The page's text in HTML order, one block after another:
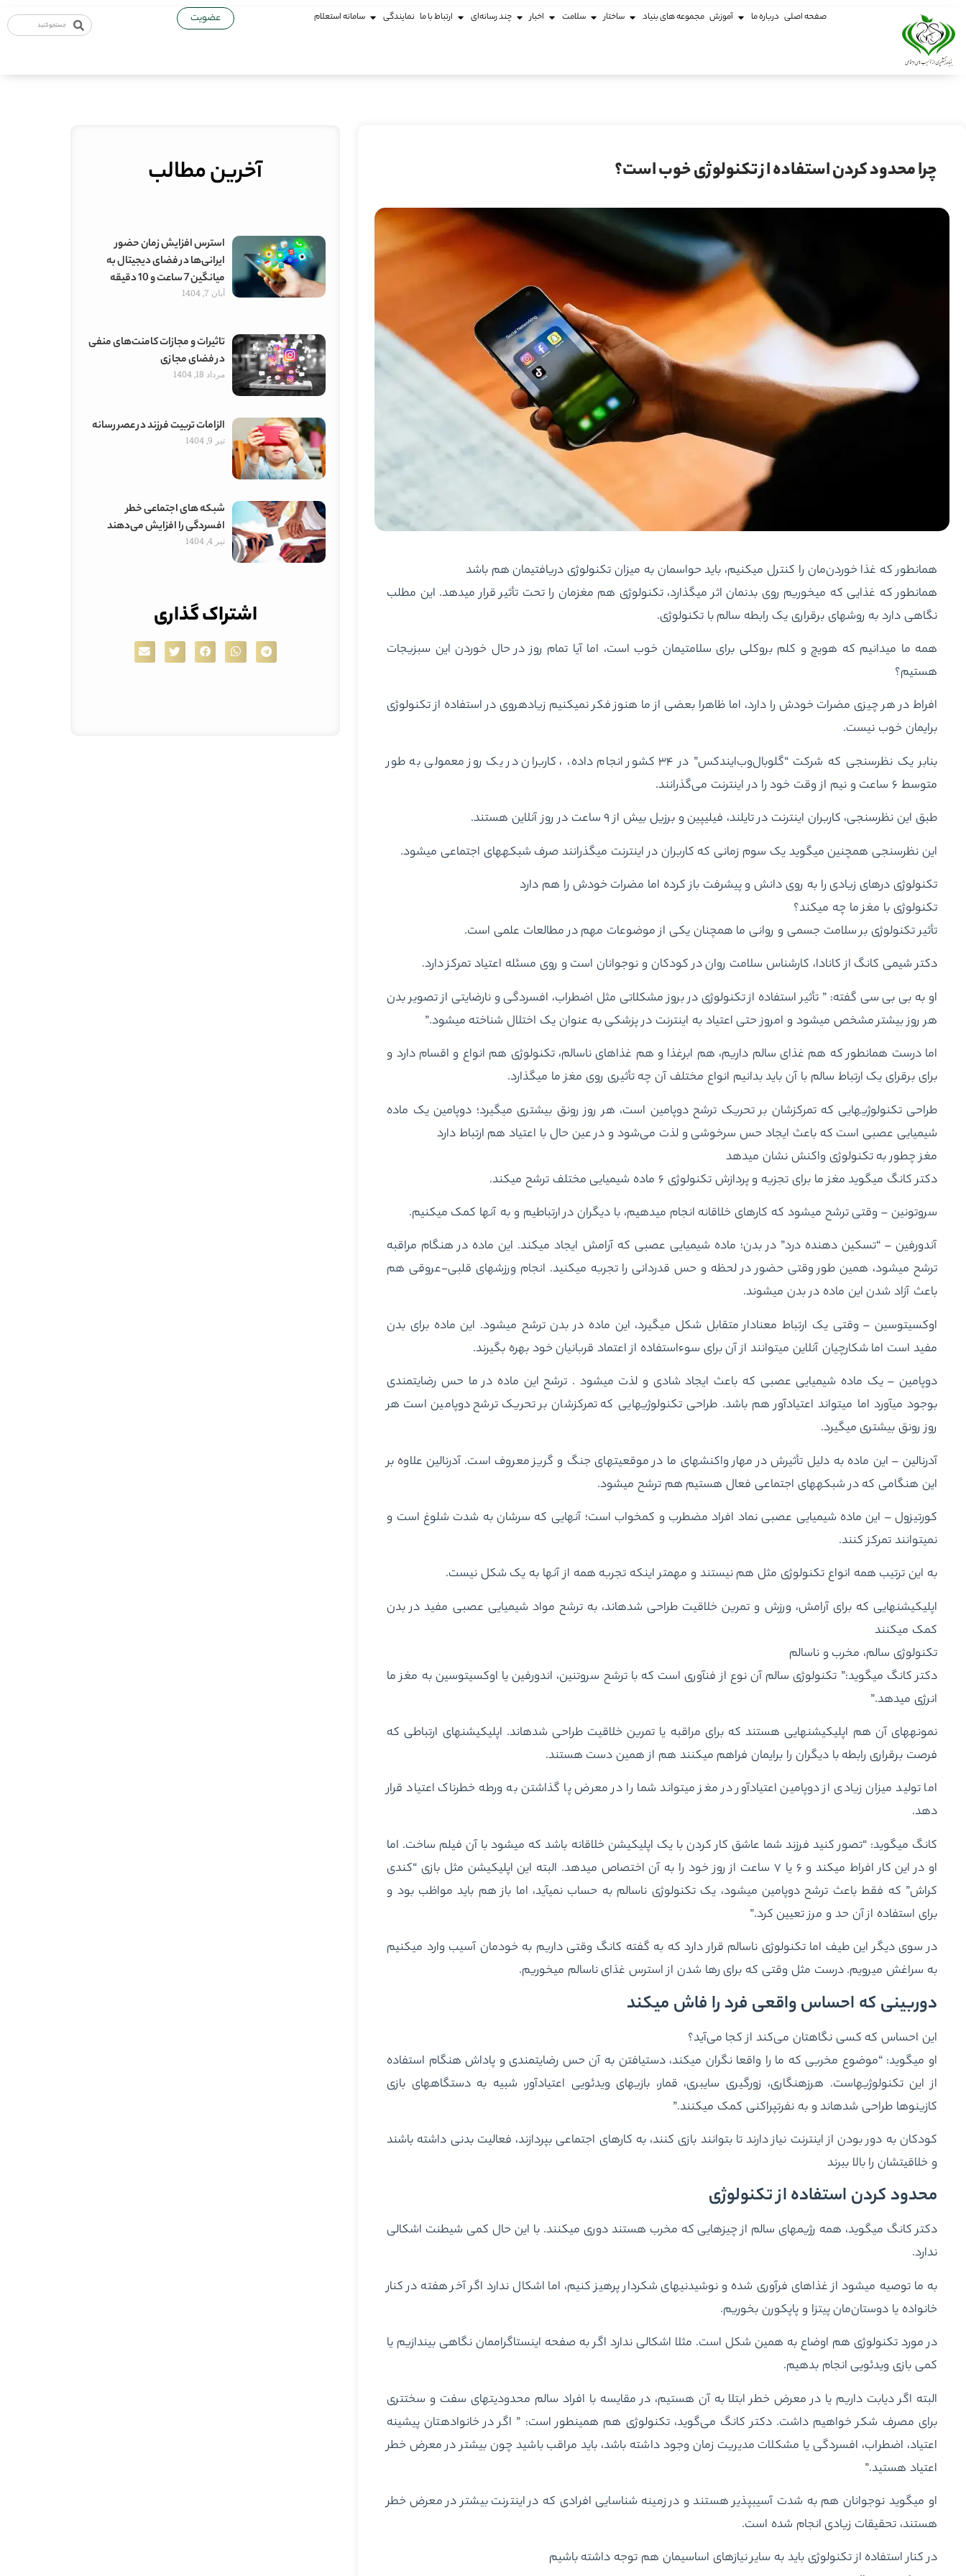
صفحه اصلی درباره ما آموزش مجموعه های بنیاد ساختار سلامت اخبار چند رسانه‌ای ارتباط با ما نمایندگی سامانه استعلام عضویت
چرا محدود کردن استفاده از تکنولوژی خوب است؟
همانطور که غذا خوردن‌مان را کنترل می‎کنیم، باید حواس‎مان به میزان تکنولوژی دریافتی‏مان هم باشد
همانطور که غذایی که می‏خوریم روی بدنمان اثر می‎گذارد، تکنولوژی هم مغزمان را تحت تأثیر قرار می‎دهد. این مطلب
نگاهی دارد به روش‎های برقراری یک رابطه سالم با تکنولوژی.
همه ما می‎دانیم که هویچ و کلم بروکلی برای سلامتی‏مان خوب است، اما آیا تمام روز در حال خوردن این سبزیجات
هستیم؟
افراط در هر چیزی مضرات خودش را دارد، اما ظاهرا بعضی از ما هنوز فکر نمی‎کنیم زیاده‎روی در استفاده از تکنولوژی
برایمان خوب نیست.
بنابر یک نظرسنجی که شرکت “گلوبال‌وب‌ایندکس” در ۳۴ کشور انجام داده، ، کاربران در یک روز معمولی به طور
متوسط ۶ ساعت و نیم از وقت خود را در اینترنت می‌گذرانند.
طبق این نظرسنجی، کاربران اینترنت در تایلند، فیلیپین و برزیل بیش از ۹ ساعت در روز آنلاین هستند.
این نظرسنجی همچنین می‎گوید یک سوم زمانی که کاربران در اینترنت می‎گذرانند صرف شبکه‎های اجتماعی می‎شود.
تکنولوژی درهای زیادی را به روی دانش و پیشرفت باز کرده اما مضرات خودش را هم دارد
تکنولوژی با مغز ما چه می‎کند؟
تأثیر تکنولوژی بر سلامت جسمی و روانی ما همچنان یکی از موضوعات مهم در مطالعات علمی است.
دکتر شیمی کانگ از کانادا، کارشناس سلامت روان در کودکان و نوجوانان است و روی مسئله اعتیاد تمرکز دارد.
او به بی بی سی گفته: ” تأثیر استفاده از تکنولوژی در بروز مشکلاتی مثل اضطراب، افسردگی و نارضایتی از تصویر بدن
هر روز بیشتر مشخص می‎شود و امروز حتی اعتیاد به اینترنت در پزشکی به عنوان یک اختلال شناخته می‎شود.”
اما درست همانطور که هم غذای سالم داریم، هم ابرغذا و هم غذاهای ناسالم، تکنولوژی هم انواع و اقسام دارد و
برای برقرای یک ارتباط سالم با آن باید بدانیم انواع مختلف آن چه تأثیری روی مغز ما می‎گذارد.
طراحی تکنولوژی‎هایی که تمرکزشان بر تحریک ترشح دوپامین است، هر روز رونق بیشتری می‏گیرد؛ دوپامین یک ماده
شیمیایی عصبی است که باعث ایجاد حس سرخوشی و لذت می‌شود و در عین حال با اعتیاد هم ارتباط دارد
مغز چطور به تکنولوژی واکنش نشان می‎دهد
دکتر کانگ می‎گوید مغز ما برای تجزیه و پردازش تکنولوژی ۶ ماده شیمیایی مختلف ترشح می‏کند.
سروتونین – وقتی ترشح می‏شود که کارهای خلاقانه انجام می‎دهیم، با دیگران در ارتباطیم و به ‎آن‏ها کمک می‏کنیم.
آندورفین – “تسکین دهنده درد” در بدن؛ ماده شیمیایی عصبی که آرامش ایجاد می‏کند. این ماده در هنگام مراقبه
ترشح می‎شود، همین طور وقتی حضور در لحظه و حس قدردانی را تجربه می‏کنید. انجام ورزش‎های قلبی-عروقی هم
باعث آزاد شدن این ماده در بدن می‎شوند.
اوکسی‎توسین – وقتی یک ارتباط معنادار متقابل شکل می‏گیرد، این ماده در بدن ترشح می‏شود. این ماده برای بدن
مفید است اما شکارچیان آنلاین می‏توانند از آن برای سوءاستفاده از اعتماد قربانیان خود بهره بگیرند.
دوپامین – یک ماده شیمیایی عصبی که باعث ایجاد شادی و لذت می‏شود . ترشح این ماده در ما حس رضایتمندی
بوجود می‎آورد اما می‎تواند اعتیادآور هم باشد. طراحی تکنولوژی‎هایی که تمرکزشان بر تحریک ترشح دوپامین است هر
روز رونق بیشتری می‏گیرد.
آدرنالین – این ماده به دلیل تأثیرش در مهار واکنش‎های ما در موقعیت‎های جنگ و گریز معروف است. آدرنالین علاوه بر
این هنگامی که در شبکه‎های اجتماعی فعال هستیم هم ترشح می‏شود.
کورتیزول – این ماده شیمیایی عصبی نماد افراد مضطرب و کم‏خواب است؛ آن‎هایی که سرشان به شدت شلوغ است و
نمی‎توانند تمرکز کنند.
به این ترتیب همه انواع تکنولوژی مثل هم نیستند و مهم‏تر اینکه تجربه همه از آن‎ها به یک شکل نیست.
اپلیکیشن‎هایی که برای آرامش، ورزش و تمرین خلاقیت طراحی شده‎اند، به ترشح مواد شیمیایی عصبی مفید در بدن
کمک می‎کنند
تکنولوژی سالم، مخرب و ناسالم
دکتر کانگ می‎گوید:” تکنولوژی سالم آن نوع از فن‎آوری است که با ترشح سروتنین، اندورفین یا اوکسی‏توسین به مغز ما
انرژی می‎دهد.”
نمونه‎های آن هم اپلیکیشن‏هایی هستند که برای مراقبه یا تمرین خلاقیت طراحی شده‎اند. اپلیکیشن‏های ارتباطی که
فرصت برقراری رابطه با دیگران را برایمان فراهم می‎کنند هم از همین دست هستند.
اما تولید میزان زیادی از دوپامین اعتیادآور در مغز می‏تواند شما را در معرض پا گذاشتن به ورطه خطرناک اعتیاد قرار
دهد.
کانگ می‏گوید: “تصور کنید فرزند شما عاشق کار کردن با یک اپلیکیشن خلاقانه باشد که می‎شود با آن فیلم ساخت. اما
او در این کار افراط می‏کند و ۶ یا ۷ ساعت از روز خود را به آن اختصاص می‎دهد. البته این اپلیکیشن مثل بازی “کندی
کراش” که فقط باعث ترشح دوپامین می‎شود، یک تکنولوژی ناسالم به حساب نمی‎آید، اما باز هم باید مواظب بود و
برای استفاده از آن حد و مرز تعیین کرد.”
در سوی دیگر این طیف اما تکنولوژی‎ ناسالم قرار دارد که به گفته کانگ وقتی داریم به خودمان آسیب وارد می‏کنیم
به سراغش می‏رویم. درست مثل وقتی که برای رها شدن از استرس غذای ناسالم می‏خوریم.
دوربینی که احساس واقعی فرد را فاش می‎کند
این احساس که کسی نگاهتان می‌کند از کجا می‌آید؟
او می‎گوید: “موضوع مخربی که ما را واقعا نگران می‎کند، دست‎یافتن به آن حس رضایتمندی و پاداش هنگام استفاده
از این تکنولوژی‎هاست. هرزه‎نگاری، زورگیری سایبری، قمار، بازی‎های ویدئویی اعتیادآور، شبیه به دستگاه‎های بازی
کازینوها طراحی شده‏اند و به نفرت‎پراکنی کمک می‏کنند.”
کودکان به دور بودن از اینترنت نیاز دارند تا بتوانند بازی کنند، به کارهای اجتماعی بپردازند، فعالیت بدنی داشته باشند
و خلاقیت‎شان را بالا ببرند
محدود کردن استفاده از تکنولوژی
دکتر کانگ می‏گوید، همه رژیم‎های سالم از چیزهایی که مخرب هستند دوری می‏کنند. با این حال کمی شیطنت اشکالی
ندارد.
به ما توصیه می‎شود از غذاهای فرآوری شده و نوشیدنی‎های شکردار پرهیز کنیم، اما اشکال ندارد اگر آخر هفته در کنار
خانواده یا دوستان‌مان پیتزا و پاپ‎کورن بخوریم.
در مورد تکنولوژی هم اوضاع به همین شکل است. مثلا اشکالی ندارد اگر به صفحه اینستاگرام‎مان نگاهی بیندازیم یا
کمی بازی ویدئویی انجام بدهیم.
البته اگر دیابت داریم یا در معرض خطر ابتلا به آن هستیم، در مقایسه با افراد سالم محدودیت‎های سفت و سخت‎تری
برای مصرف شکر خواهیم داشت. دکتر کانگ می‌گوید، تکنولوژی هم همین‎طور است: ” اگر در خانواده‎تان پیشینه
اعتیاد، اضطراب، افسردگی یا مشکلات مدیریت زمان وجود داشته باشد، باید مراقب باشید چون بیشتر در معرض خطر
اعتیاد هستید.”
او می‎گوید نوجوانان هم به شدت آسیب‎پذیر هستند و در زمینه شناسایی افرادی که در اینترنت بیشتر در معرض خطر
هستند، تحقیقات زیادی انجام شده است.
در کنار استفاده از تکنولوژی باید به سایر نیازهای اساسی‎مان هم توجه داشته باشیم
آخرین مطالب
استرس افزایش زمان حضور
ایرانی‌ها در فضای دیجیتال به
میانگین 7 ساعت و 10 دقیقه
آبان 7, 1404
تاثیرات و مجازات کامنت‌های منفی
در فضای مجازی
مرداد 18, 1404
الزامات تربیت فرزند در عصر رسانه
تیر 9, 1404
شبکه های اجتماعی خطر
افسردگی را افزایش می‌دهند
تیر 4, 1404
اشتراک گذاری